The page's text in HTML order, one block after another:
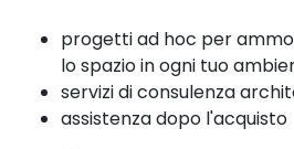
progetti ad hoc per
lo spazio in ogni tuo
servizi di consulenza
assistenza dopo l'acquisto